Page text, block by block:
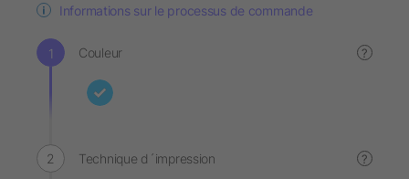
Informations sur le processus de commande
Couleur ?
Technique d´impression ?